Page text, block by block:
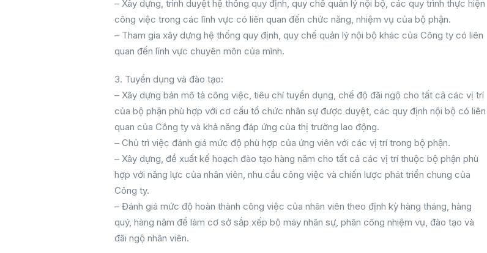
– Xây dựng, trình duyệt hệ thống quy định, quy chế quản lý nội bộ, các quy trình thực hiện
công việc trong các lĩnh vực có liên quan đến chức năng, nhiệm vụ của bộ phận.
– Tham gia xây dựng hệ thống quy định, quy chế quản lý nội bộ khác của Công ty có liên
quan đến lĩnh vực chuyên môn của mình.
3. Tuyển dụng và đào tạo:
– Xây dựng bản mô tả công việc, tiêu chí tuyển dụng, chế độ đãi ngộ cho tất cả các vị trí
của bộ phận phù hợp với cơ cấu tổ chức nhân sự được duyệt, các quy định nội bộ có liên
quan của Công ty và khả năng đáp ứng của thị trường lao động.
– Chủ trì việc đánh giá mức độ phù hợp của ứng viên với các vị trí trong bộ phận.
– Xây dựng, đề xuất kế hoạch đào tạo hàng năm cho tất cả các vị trí thuộc bộ phận phù
hợp với năng lực của nhân viên, nhu cầu công việc và chiến lược phát triển chung của
Công ty.
– Đánh giá mức độ hoàn thành công việc của nhân viên theo định kỳ hàng tháng, hàng
quý, hàng năm để làm cơ sở sắp xếp bộ máy nhân sự, phân công nhiệm vụ, đào tạo và
đãi ngộ nhân viên.